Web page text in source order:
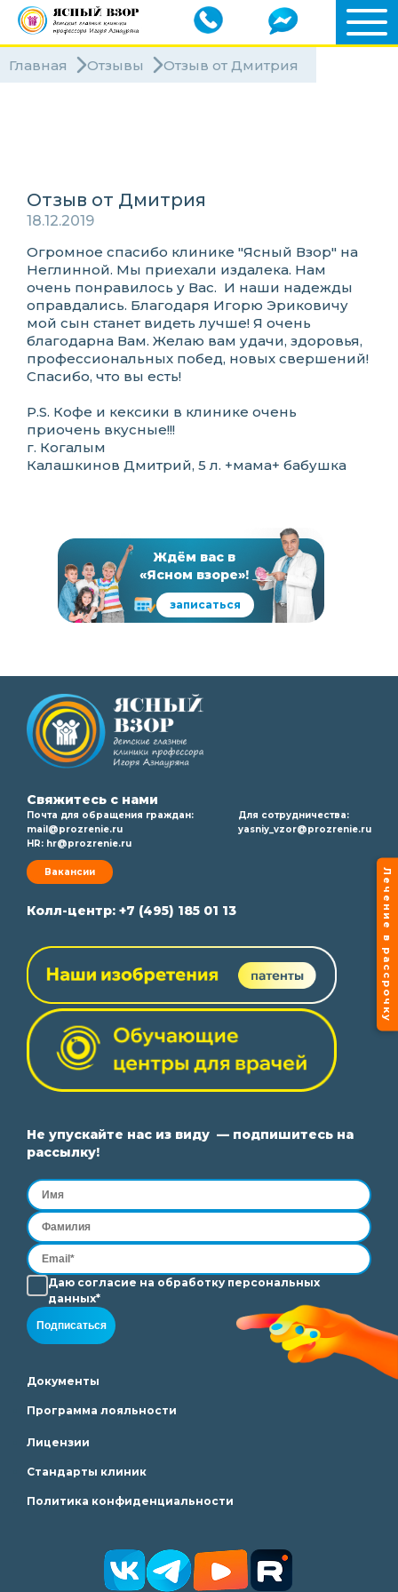
Главная Отзывы Отзыв от Дмитрия
Отзыв от Дмитрия
18.12.2019
Огромное спасибо клинике "Ясный Взор" на
Неглинной. Мы приехали издалека. Нам
очень понравилось у Вас. И наши надежды
оправдались. Благодаря Игорю Эриковичу
мой сын станет видеть лучше! Я очень
благодарна Вам. Желаю вам удачи, здоровья,
профессиональных побед, новых свершений!
Спасибо, что вы есть!
P.S. Кофе и кексики в клинике очень
приочень вкусные!!!
г. Когалым
Калашкинов Дмитрий, 5 л. +мама+ бабушка
Ждём вас в
«Ясном взоре»!
записаться
Свяжитесь с нами
Почта для обращения граждан:
mail@prozrenie.ru
HR: hr@prozrenie.ru
Вакансии
Для сотрудничества:
yasniy_vzor@prozrenie.ru
Колл-центр: +7 (495) 185 01 13
Не упускайте нас из виду — подпишитесь на
рассылку!
Даю согласие на обработкуперсональных
данных*
Подписаться
Документы
Программа лояльности
Лицензии
Стандарты клиник
Политика конфиденциальности
Лечение в рассрочку